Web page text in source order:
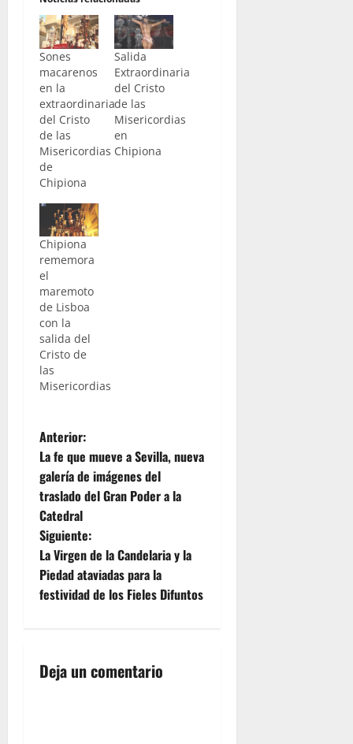
Sones
macarenos
en la
extraordinaria
del Cristo
de las
Misericordias
de
Chipiona
Salida
Extraordinaria
del Cristo
de las
Misericordias
en
Chipiona
Chipiona
rememora
el
maremoto
de Lisboa
con la
salida del
Cristo de
las
Misericordias
N
a
v
e
g
a
i
Anterior:
La fe que mueve a Sevilla, nueva
galería de imágenes del
traslado del Gran Poder a la
Catedral
Siguiente:
La Virgen de la Candelaria y la
Piedad ataviadas para la
festividad de los Fieles Difuntos
Deja un comentario